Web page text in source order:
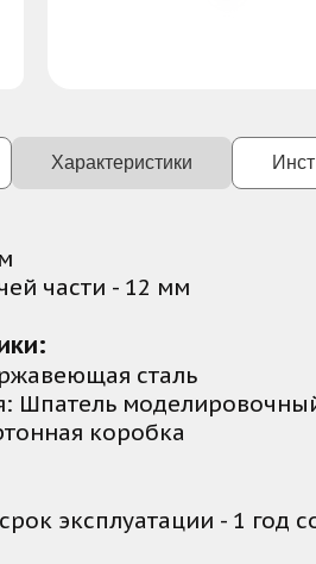
Характеристики
стек с широкой прямой
для сглаживания,
двусторонних моделей,
применения:
больших плоскостей:
(туловище
переходы.
материала: Удобен
Применяется
части - 12 мм
сталь
Шпатель
коробка
эксплуатации - 1 год